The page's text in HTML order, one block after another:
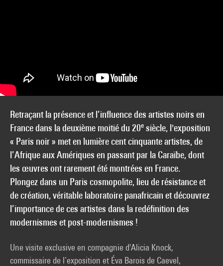
Retraçant la présence et l’influence des artistes noirs en
France dans la deuxième moitié du 20e siècle, l'exposition
« Paris noir » met en lumière cent cinquante artistes, de
l’Afrique aux Amériques en passant par la Caraïbe, dont
les œuvres ont rarement été montrées en France.
Plongez dans un Paris cosmopolite, lieu de résistance et
de création, véritable laboratoire panafricain et découvrez
l’importance de ces artistes dans la redéfinition des
modernismes et post-modernismes !
Une visite exclusive en compagnie d'Alicia Knock,
commissaire de l’exposition et Éva Barois de Caevel,